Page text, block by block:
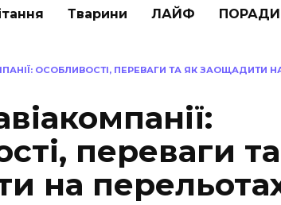
Тварини ЛАЙФ ПОРАДИ
ОСОБЛИВОСТІ, ПЕРЕВАГИ ТА ЯК ЗАОЩАДИТИ
переваги
на